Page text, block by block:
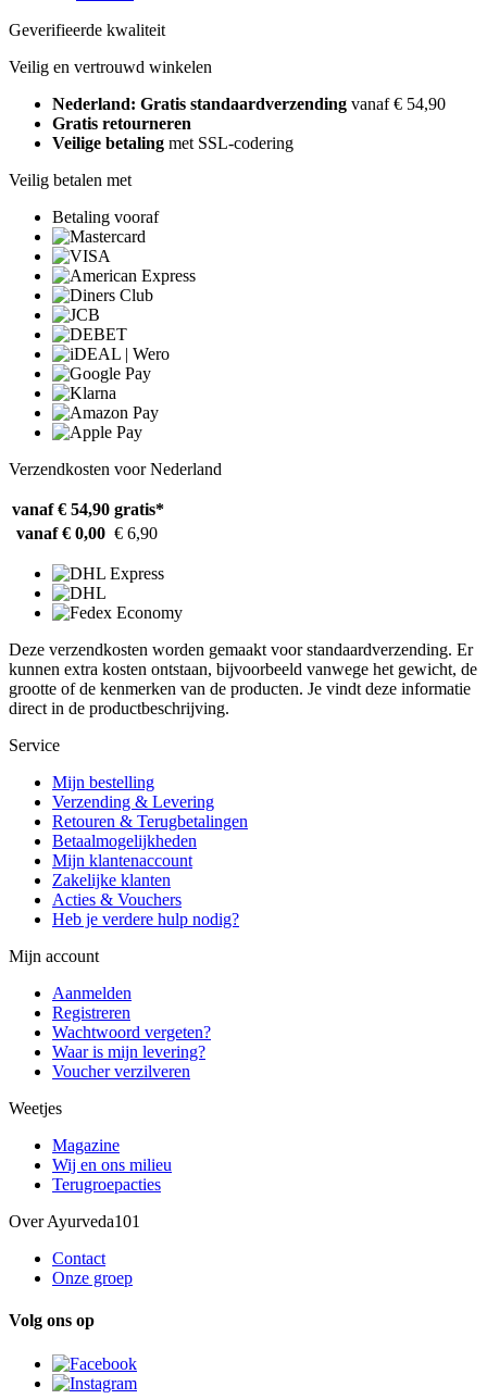
Geverifieerde kwaliteit
Veilig en vertrouwd winkelen
Nederland: Gratis standaardverzending vanaf € 54,90
Gratis retourneren
Veilige betaling met SSL-codering
Veilig betalen met
Betaling vooraf
Verzendkosten voor Nederland
vanaf € 54,90 gratis*
vanaf € 0,00 € 6,90
Deze verzendkosten worden gemaakt voor standaardverzending. Er
kunnen extra kosten ontstaan, bijvoorbeeld vanwege het gewicht, de
grootte of de kenmerken van de producten. Je vindt deze informatie
direct in de productbeschrijving.
Service
Mijn bestelling
Verzending & Levering
Retouren & Terugbetalingen
Betaalmogelijkheden
Mijn klantenaccount
Zakelijke klanten
Acties & Vouchers
Heb je verdere hulp nodig?
Mijn account
Aanmelden
Registreren
Wachtwoord vergeten?
Waar is mijn levering?
Voucher verzilveren
Weetjes
Magazine
Wij en ons milieu
Terugroepacties
Over Ayurveda101
Contact
Onze groep
Volg ons op